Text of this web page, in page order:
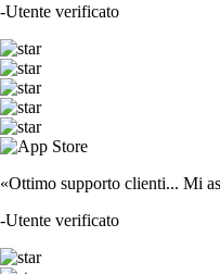
-Utente verificato
«Ottimo supporto clienti... Mi
-Utente verificato